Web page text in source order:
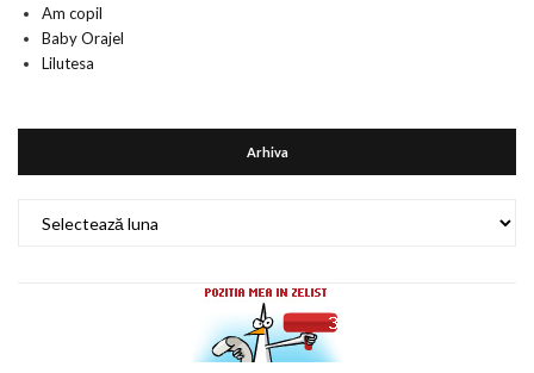
Am copil
Baby Orajel
Lilutesa
Arhiva